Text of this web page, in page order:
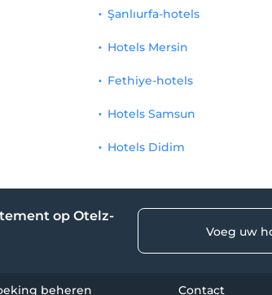
Şanlıurfa-hotels
Hotels Mersin
Fethiye-hotels
Hotels Samsun
Hotels Didim
op Otelz-
Voeg uw
beheren Contact